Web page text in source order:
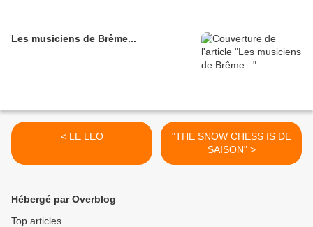
Les musiciens de Brême...
< LE LEO
"THE SNOW CHESS IS DE
SAISON" >
Hébergé par Overblog
Top articles